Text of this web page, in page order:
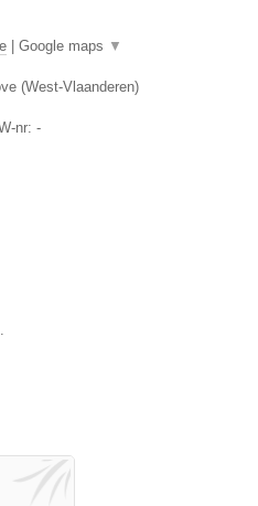
Google maps ▼
(West-Vlaanderen)
nr: -